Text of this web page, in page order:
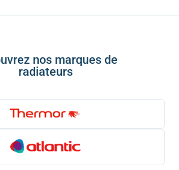
nos marques de
radiateurs